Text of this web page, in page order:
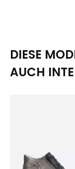
DIESE
AUCH